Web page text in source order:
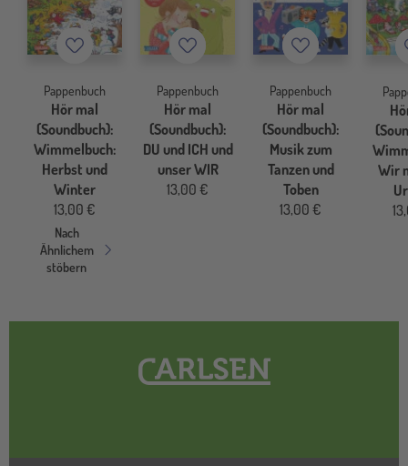
Merkzettel
Pappenbuch
Hör mal
(Soundbuch):
Wimmelbuch:
Herbst und
Winter
13,00 €
Nach
Ähnlichem
stöbern
Merkzettel
Pappenbuch
Hör mal
(Soundbuch):
DU und ICH und
unser WIR
13,00 €
Merkzettel
Pappenbuch
Hör mal
(Soundbuch):
Musik zum
Tanzen und
Toben
13,00 €
Wir